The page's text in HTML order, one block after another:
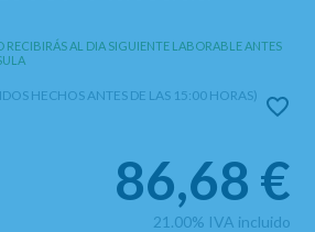
RECIBIRÁS AL DIA SIGUIENTE LABORABLE ANTES
HECHOS ANTES DE LAS 15:00 HORAS)
86,68 €
21.00% IVA incluido